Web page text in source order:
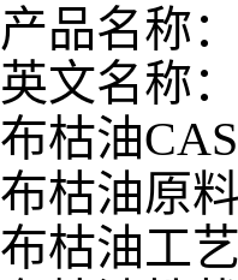
产品名称
英文名称：
布枯油CAS
布枯油原
布枯油工